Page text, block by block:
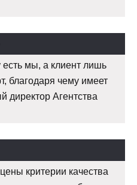
мы, а клиент лишь
благодаря чему имеет
директор Агентства
критерии качества